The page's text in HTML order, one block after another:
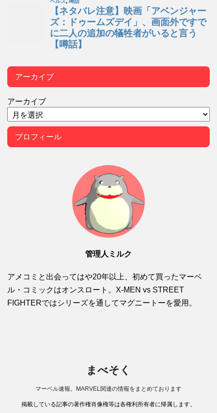
アーカイブ
アーカイブ
プロフィール
管理人ミルク
アメコミと出会ってはや20年以上、初めて買ったマーベ
ル・コミックはオンスロート。X-MEN vs STREET
FIGHTERではシリーズを通してマグニートーを愛用。
まべそく
マーベル速報。MARVEL関連の情報をまとめております
掲載している記事の著作権肖像権等は各権利所有者に帰属します。